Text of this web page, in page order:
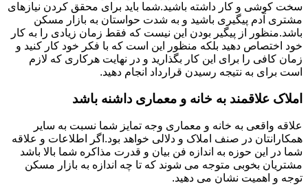
سخت کوشی و کار داشته باشید.شما باید برای محقق کردن نیازهای
مشتری آدم پیگیری باشید و به شدت حواستان به بازار مسکن
باشد.منظور از پیگیر بودن این نیست که فقط زمان زیادی را به کار
خود اختصاص دهید بلکه منظور این است که با فکر خود کار کنید و
زمان کافی را برای این کار بگذارید و در نهایت هرکاری که لازم
است برای به نتیجه رسیدن قرارداد انجام دهید.
املاک علاقمند به خانه و معماری داشنه باشد
علاقه واقعی به خانه و معماری وجه تمایز شما نسبت به سایر
همکارانتان در صنف املاک و دلالی خواهد بود.اگر اطلاعات و علاقه
شما در این حوزه به اندازه فن بیان و قدرت مذاکره شما بالا باشد
مشتریان بخوبی متوجه می شوند که تا چه اندازه به بازار مسکن
توجه و اهمیت نشان می دهید.